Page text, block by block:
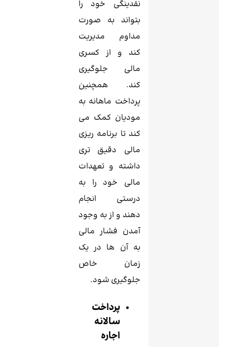
نقدینگی خود را
بتواند به صورت
مداوم مدیریت
کند و از کسری
مالی جلوگیری
کند. همچنین
پرداخت ماهانه به
مودیان کمک می‌
کند تا برنامه ‌ریزی
مالی دقیق ‌تری
داشته و تعهدات
مالی خود را به
درستی انجام
دهند و از به وجود
آمدن فشار مالی
به آن ها در یک
زمان خاص
جلوگیری شود.
پرداخت
سالانه
اجاره